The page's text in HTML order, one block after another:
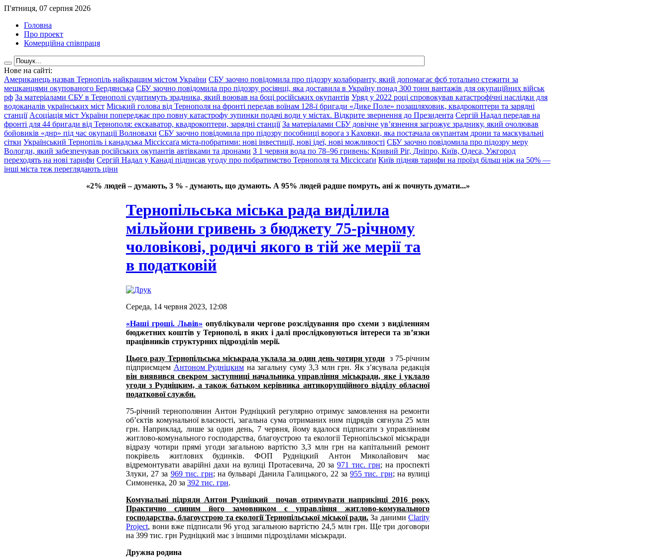
П'ятниця, 07 серпня 2026
Головна
Про проект
Комерційна співпраця
Нове на сайті:
Американець назвав Тернопіль найкращим містом України СБУ заочно повідомила про підозру колаборанту, який допомагає фсб тотально стежити за
мешканцями окупованого Бердянська СБУ заочно повідомила про підозру росіянці, яка доставила в Україну понад 300 тонн вантажів для окупаційних військ
рф За матеріалами СБУ в Тернополі судитимуть зрадника, який воював на боці російських окупантів Уряд у 2022 році спровокував катастрофічні наслідки для
водоканалів українських міст Міський голова від Тернополя на фронті передав воїнам 128-ї бригади «Дике Поле» позашляховик, квадрокоптери та зарядні
станції Асоціація міст України попереджає про повну катастрофу зупинки подачі води у містах. Відкрите звернення до Президента Сергій Надал передав на
фронті для 44 бригади від Тернополя: екскаватор, квадрокоптери, зарядні станції За матеріалами СБУ довічне ув’язнення загрожує зраднику, який очолював
бойовиків «днр» під час окупації Волновахи СБУ заочно повідомила про підозру пособниці ворога з Каховки, яка постачала окупантам дрони та маскувальні
сітки Український Тернопіль і канадська Міссіссаґа міста-побратими: нові інвестиції, нові ідеї, нові можливості СБУ заочно повідомила про підозру меру
Вологди, який забезпечував російських окупантів автівками та дронами З 1 червня вода по 78–96 гривень: Кривий Ріг, Дніпро, Київ, Одеса, Ужгород
переходять на нові тарифи Сергій Надал у Канаді підписав угоду про побратимство Тернополя та Міссіссаґи Київ підняв тарифи на проїзд більш ніж на 50% —
інші міста теж переглядають ціни
«2% людей – думають, 3 % - думають, що думають. А 95% людей радше помруть, ані ж почнуть думати...»
Тернопільська міська рада виділила
мільйони гривень з бюджету 75-річному
чоловікові, родичі якого в тій же мерії та
в податковій
Середа, 14 червня 2023, 12:08
«Наші гроші. Львів» опублікували чергове розслідування про схеми з виділенням
бюджетних коштів у Тернополі, в яких і далі прослідковуються інтереси та зв’язки
працівників структурних підрозділів мерії.
Цього разу Тернопільська міськрада уклала за один день чотири угодиз 75-річним
підприємцем Антоном Рудніцким на загальну суму 3,3 млн грн. Як з’ясувала редакція
він виявився свекром заступниці начальника управління міськради, яке і уклало
угоди з Рудніцким, а також батьком керівника антикорупційного відділу обласної
податкової служби.
75-річний тернополянин Антон Рудніцкий регулярно отримує замовлення на ремонти
об’єктів комунальної власності, загальна сума отриманих ним підрядів сягнула 25 млн
грн. Наприклад, лише за один день, 7 червня, йому вдалося підписати з управлінням
житлово-комунального господарства, благоустрою та екології Тернопільської міськради
відразу чотири прямі угоди загальною вартістю 3,3 млн грн на капітальний ремонт
покрівель житлових будинків. ФОП Рудніцкий Антон Миколайович має
відремонтувати аварійні дахи на вулиці Протасевича, 20 за971 тис. грн; на проспекті
Злуки, 27 за 969 тис. грн; на бульварі Данила Галицького, 22 за955 тис. грн; на вулиці
Симоненка, 20 за 392 тис. грн.
Комунальні підряди Антон Рудніцкий почав отримувати наприкінці 2016 року.
Практично єдиним його замовником є управління житлово-комунального
господарства, благоустрою та екології Тернопільської міської ради. За даними Clarity
Project, вони вже підписали 96 угод загальною вартістю 24,5 млн грн. Ще три договори
на 399 тис. грн Рудніцкий має з іншими підрозділами міськради.
Дружна родина